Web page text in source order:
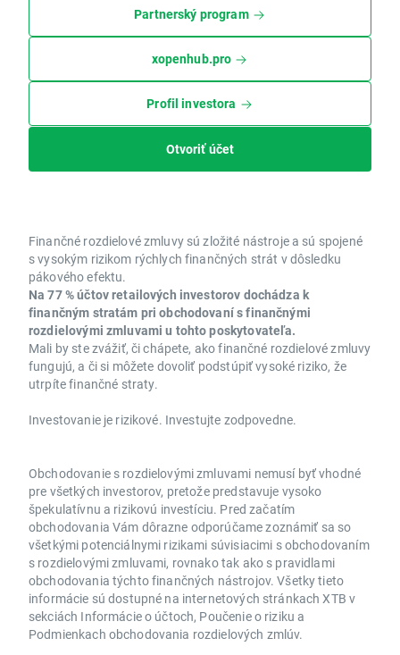
Partnerský program
xopenhub.pro
Profil investora
Otvoriť účet
Finančné rozdielové zmluvy sú zložité nástroje a sú spojené
s vysokým rizikom rýchlych finančných strát v dôsledku
pákového efektu.
Na 77 % účtov retailových investorov dochádza k
finančným stratám pri obchodovaní s finančnými
rozdielovými zmluvami u tohto poskytovateľa.
Mali by ste zvážiť, či chápete, ako finančné rozdielové zmluvy
fungujú, a či si môžete dovoliť podstúpiť vysoké riziko, že
utrpíte finančné straty.
Investovanie je rizikové. Investujte zodpovedne.
Obchodovanie s rozdielovými zmluvami nemusí byť vhodné
pre všetkých investorov, pretože predstavuje vysoko
špekulatívnu a rizikovú investíciu. Pred začatím
obchodovania Vám dôrazne odporúčame zoznámiť sa so
všetkými potenciálnymi rizikami súvisiacimi s obchodovaním
s rozdielovými zmluvami, rovnako tak ako s pravidlami
obchodovania týchto finančných nástrojov. Všetky tieto
informácie sú dostupné na internetových stránkach XTB v
sekciách Informácie o účtoch, Poučenie o riziku a
Podmienkach obchodovania rozdielových zmlúv.